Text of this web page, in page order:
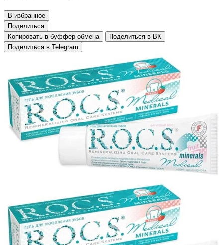
В избранное
Поделиться
Копировать в буффер обмена
Поделиться в ВК
Поделиться в Telegram